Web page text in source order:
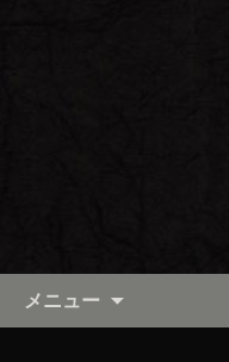
京都・先斗
「魯ビン（
京都・先斗町
の京料理・和
びん）」がお
料理について
メニュー